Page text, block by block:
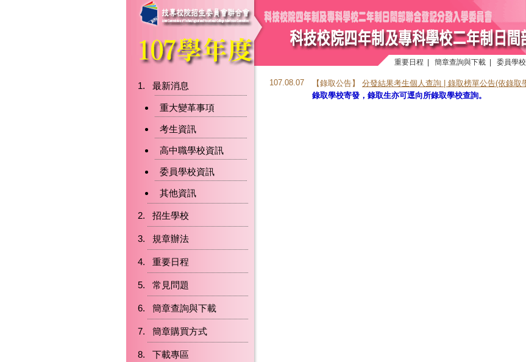
重要日程 簡章查詢與下載 委員學
最新消息
重大變革事項
考生資訊
高中職學校資訊
委員學校資訊
其他資訊
招生學校
規章辦法
重要日程
常見問題
簡章查詢與下載
簡章購買方式
下載專區
107.08.07 【錄取公告】 分發結果考生個人查詢 | 錄取榜單公告(依錄取
錄取學校寄發，錄取生亦可逕向所錄取學校查詢。